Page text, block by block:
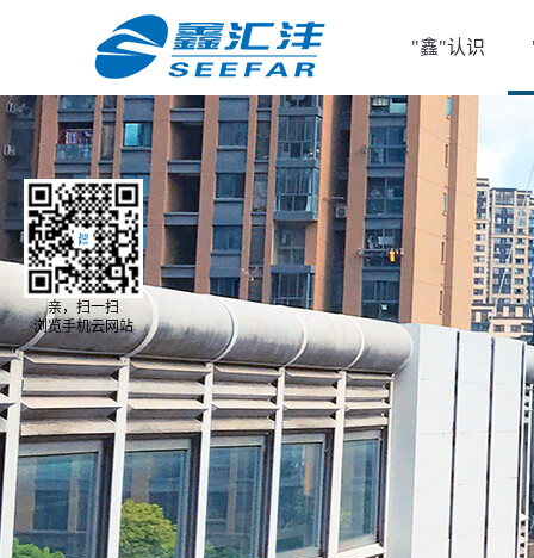
"鑫"认识
亲，扫一扫
浏览手机云网站